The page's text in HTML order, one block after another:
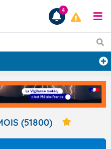
4
(51800)